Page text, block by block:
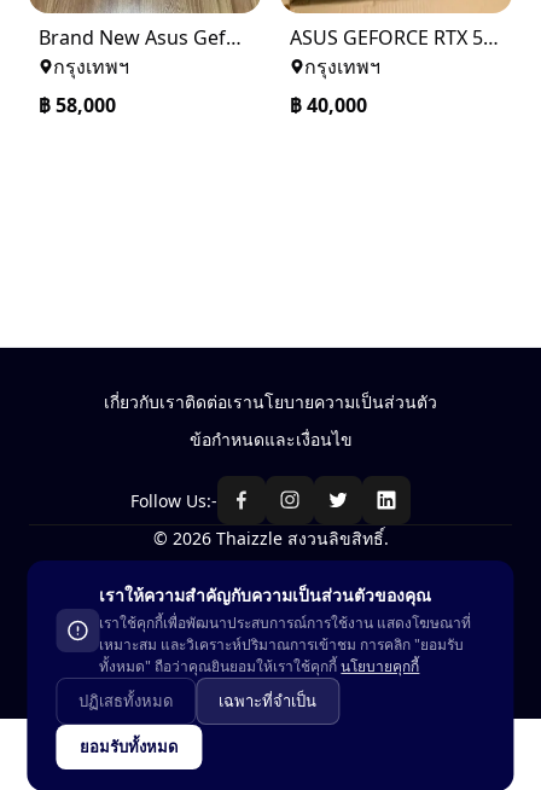
Brand New Asus Geforce RTX 5090 32GB Oc Edition GPU
กรุงเทพฯ
฿58,000
ASUS GEFORCE RTX 5090 GRAPHICS GAMING CARD
กรุงเทพฯ
฿40,000
ดูในแอพ
เกี่ยวกับเราติดต่อเรานโยบายความเป็นส่วนตัว
ข้อกำหนดและเงื่อนไข
Follow Us:-
© 2026 Thaizzle สงวนลิขสิทธิ์.
ซื้อ-ขาย สินค้าในประเทศไทย
เราให้ความสำคัญกับความเป็นส่วนตัวของคุณ
เราใช้คุกกี้เพื่อพัฒนาประสบการณ์การใช้งาน แสดงโฆษณาที่
เหมาะสม และวิเคราะห์ปริมาณการเข้าชม การคลิก "ยอมรับ
ทั้งหมด" ถือว่าคุณยินยอมให้เราใช้คุกกี้ นโยบายคุกกี้
ปฏิเสธทั้งหมด เฉพาะที่จำเป็น
ยอมรับทั้งหมด